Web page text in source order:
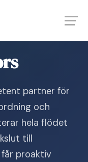
partner för
och
hela flödet
till
proaktiv